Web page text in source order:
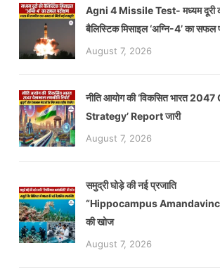
Agni 4 Missile Test- मध्यम दूरी
बैलिस्टिक मिसाइल ‘अग्नि-4’ का सफल
August 7, 2026
नीति आयोग की ‘विकसित भारत
Strategy’ Report जारी
August 7, 2026
समुद्री घोड़े की नई प्रजाति
“Hippocampus
की खोज
August 7, 2026